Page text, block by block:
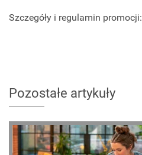
Szczegóły i regulamin promocji:
Pozostałe artykuły